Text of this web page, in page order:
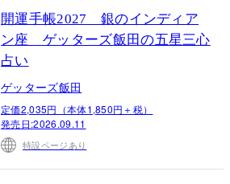
開運手帳2027 銀のインディア
ン座 ゲッターズ飯田の五星三心
占い
ゲッターズ飯田
定価2,035円（本体1,850円＋税）
発売日:2026.09.11
特設ページあり